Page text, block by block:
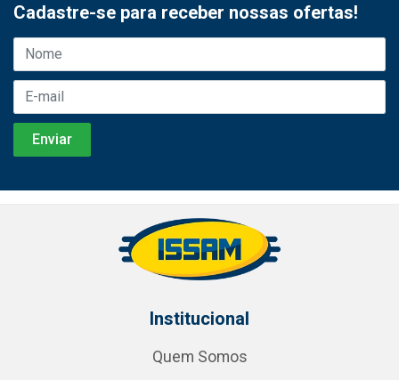
Cadastre-se para receber nossas ofertas!
Institucional
Quem Somos